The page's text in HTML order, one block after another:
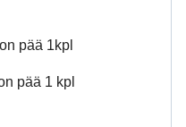
pää 1kpl
pää 1 kpl